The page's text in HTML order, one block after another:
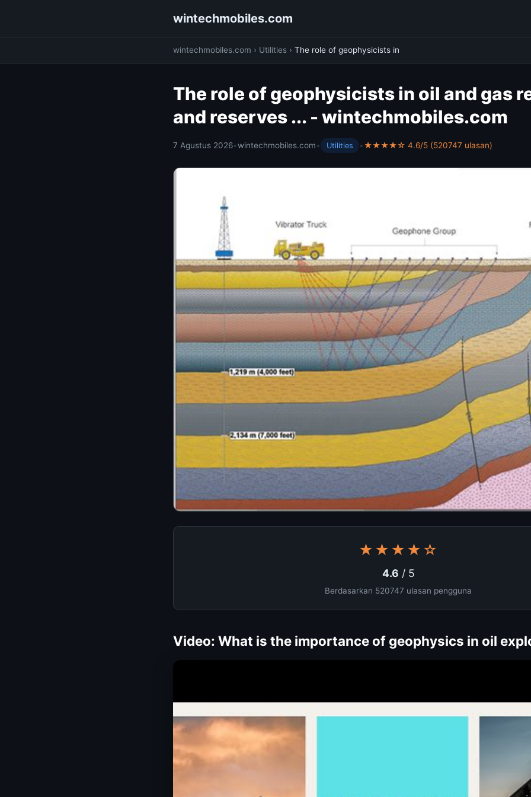
wintechmobiles.com
wintechmobiles.com › Utilities › The role of geophysicists in
The role of geophysicists in oil and gas
and reserves ... - wintechmobiles.com
7 Agustus 2026•wintechmobiles.com• Utilities •★★★★☆ 4.6/5 (520747 ulasan)
★★★★☆
4.6 / 5
Berdasarkan 520747 ulasan pengguna
Video: What is the importance of geophysics in oil